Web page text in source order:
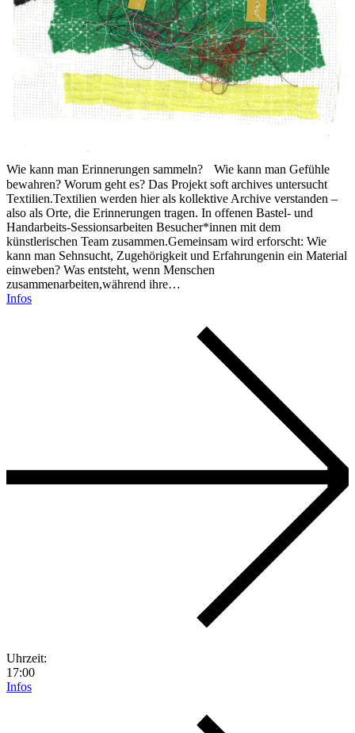
Wie kann man Erinnerungen sammeln? Wie kann man Gefühle
bewahren? Worum geht es? Das Projekt soft archives untersucht
Textilien.Textilien werden hier als kollektive Archive verstanden –
also als Orte, die Erinnerungen tragen. In offenen Bastel- und
Handarbeits-Sessionsarbeiten Besucher*innen mit dem
künstlerischen Team zusammen.Gemeinsam wird erforscht: Wie
kann man Sehnsucht, Zugehörigkeit und Erfahrungenin ein Material
einweben? Was entsteht, wenn Menschen
zusammenarbeiten,während ihre…
Infos
Uhrzeit:
17:00
Infos